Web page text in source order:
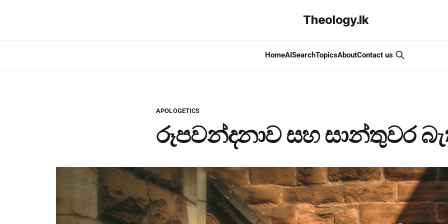
Theology.lk
HomeAISearchTopicsAboutContact us
APOLOGETICS
රූපවන්දනාව සහ සාන්තුවර